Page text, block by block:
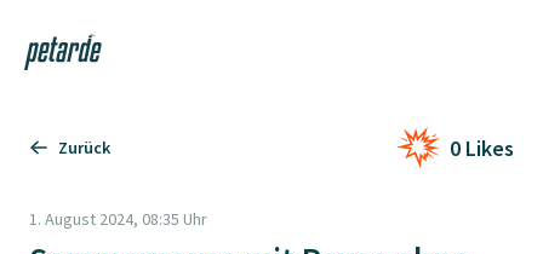
Zur Startseite
Zurück 0 Likes
1. August 2024, 08:35 Uhr